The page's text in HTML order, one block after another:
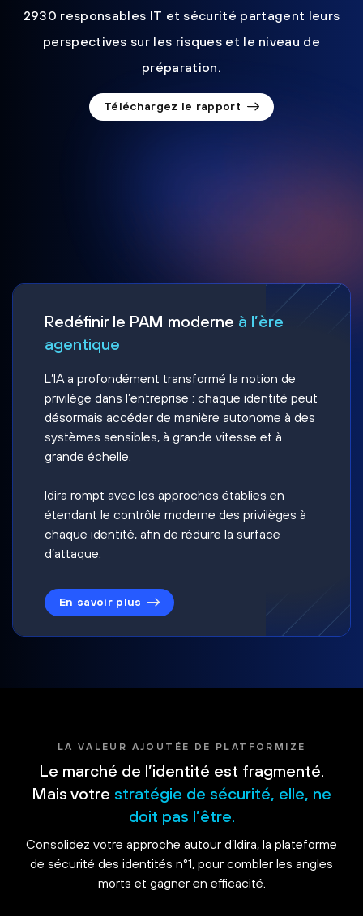
2930 responsables IT et sécurité partagent leurs
perspectives sur les risques et le niveau de
préparation.
Téléchargez le rapport
Redéfinir le PAM moderne à l’ère
agentique
L’IA a profondément transformé la notion de
privilège dans l’entreprise : chaque identité peut
désormais accéder de manière autonome à des
systèmes sensibles, à grande vitesse et à
grande échelle.
Idira rompt avec les approches établies en
étendant le contrôle moderne des privilèges à
chaque identité, afin de réduire la surface
d’attaque.
En savoir plus
LA VALEUR AJOUTÉE DE PLATFORMIZE
Le marché de l’identité est fragmenté.
Mais votre stratégie de sécurité, elle, ne
doit pas l’être.
Consolidez votre approche autour d’Idira, la plateforme
de sécurité des identités n°1, pour combler les angles
morts et gagner en efficacité.